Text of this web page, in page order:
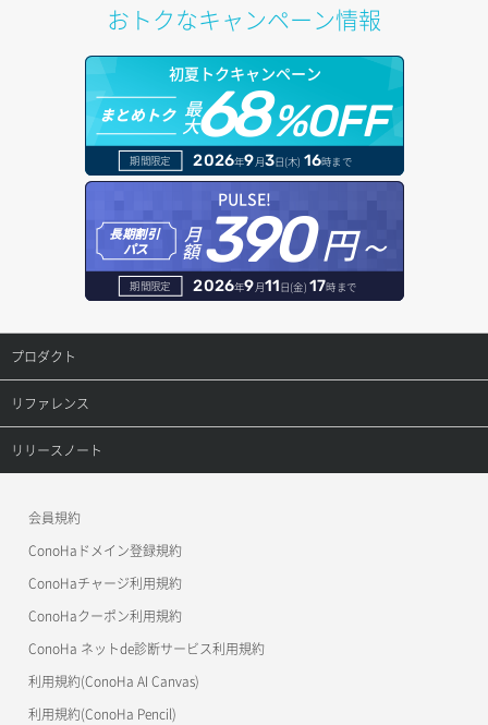
バックアップ詳細一覧取得
ボリュームイメージ保存
ボリュームタイプ一覧取得
ボリュームタイプ詳細取得
ボリューム一覧取得
ボリューム削除
ボリューム更新
ボリューム詳細一覧取得
自動バックアップ有効化
イメージ詳細取得
アタッチ済みポート詳細取得
アタッチ済みボリューム一覧
アタッチ済みボリューム詳細取得
コンソールURL発行
サーバーに紐づくアドレス取得
サーバーに紐づくアドレス取得（ネットワーク指定）
サーバープラン一覧取得
サーバープラン変更
サーバープラン詳細一覧取得
サーバープラン詳細取得
サーバーメタデータ取得
サーバーメタデータ更新（ネームタグ変更）
サーバー一覧取得
サーバー作成
サブネット詳細取得
セキュリティグループ ルール一覧取得
セキュリティグループ ルール作成
セキュリティグループ ルール削除
セキュリティグループ ルール詳細取得
セキュリティグループ一覧取得
ネットワーク一覧取得
ネットワーク作成（ローカルネットワーク用）
ネットワーク削除（ローカルネットワーク用）
ネットワーク詳細取得
ポート一覧取得
ヘルスモニタ一覧取得
ヘルスモニタ作成
ヘルスモニタ削除
ヘルスモニタ更新
ヘルスモニタ詳細取得
メンバー更新
メンバー詳細取得
メンバー追加
リスナー作成
リスナー削除
リスナー更新
オブジェクトダウンロード
オブジェクトバージョン管理
オブジェクト一覧取得
オブジェクト削除
オブジェクト削除予約
オブジェクト複製
オブジェクト詳細取得
コンテナ一覧取得
コンテナ作成
コンテナ削除
ラージオブジェクトアップロード(DLO)
一時的Web公開
ドメイン情報登録
ドメイン詳細取得
レコード一覧取得
レコード作成
レコード更新
レコード詳細取得
おトクなキャンペーン情報
初夏トクキャンペーン
まとめトク 最
大68%OFF
期間限定 2026年9月3日(木) 16時まで
PULSE!
長期割引
パス
月
額390円～
期間限定 2026年9月11日(金) 17時まで
プロダクト
プロダクトトップ
ConoHa VPS(Ver.3.0)
ConoHa for GAME
リファレンス
リファレンストップ
OpenStack CLI
Terraform
s3cmd
リリースノート
会員規約
ConoHaドメイン登録規約
ConoHaチャージ利用規約
ConoHaクーポン利用規約
ConoHa ネットde診断サービス利用規約
利用規約(ConoHa AI Canvas)
利用規約(ConoHa Pencil)